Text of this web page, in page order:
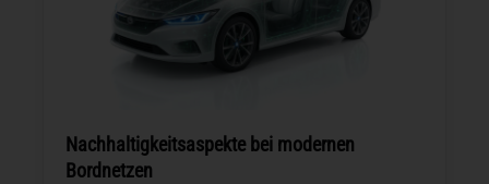
Nachhaltigkeitsaspekte bei modernen
Bordnetzen